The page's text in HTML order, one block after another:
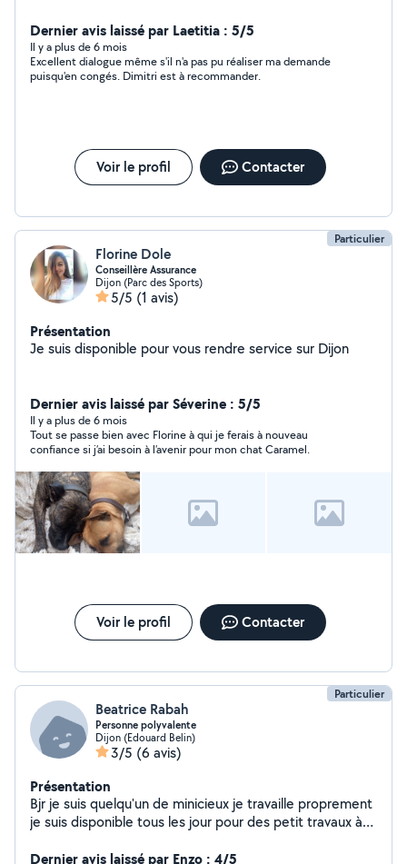
Dernier avis laissé par Laetitia : 5/5
Il y a plus de 6 mois
Excellent dialogue même s'il n'a pas pu réaliser ma demande
puisqu'en congés. Dimitri est à recommander.
Voir le profil Contacter
Particulier
Florine Dole
Conseillère Assurance
Dijon (Parc des Sports)
5/5 (1 avis)
Présentation
Je suis disponible pour vous rendre service sur Dijon
Dernier avis laissé par Séverine : 5/5
Il y a plus de 6 mois
Tout se passe bien avec Florine à qui je ferais à nouveau
confiance si j’ai besoin à l’avenir pour mon chat Caramel.
Voir le profil Contacter
Particulier
Beatrice Rabah
Personne polyvalente
Dijon (Edouard Belin)
3/5 (6 avis)
Présentation
Bjr je suis quelqu'un de minicieux je travaille proprement
je suis disponible tous les jour pour des petit travaux à
douche je peux le déplacer je touche a tous et aussi je
Dernier avis laissé par Enzo : 4/5